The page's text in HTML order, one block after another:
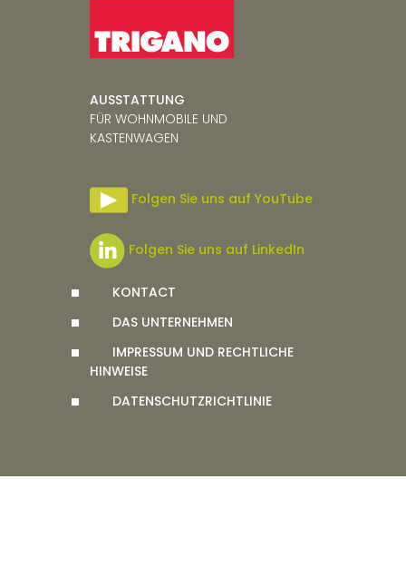
AUSSTATTUNG
FÜR WOHNMOBILE UND
KASTENWAGEN
Folgen Sie uns auf YouTube
Folgen Sie uns auf LinkedIn
KONTACT
DAS UNTERNEHMEN
IMPRESSUM UND RECHTLICHE
HINWEISE
DATENSCHUTZRICHTLINIE